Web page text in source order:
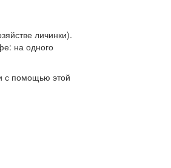
личинки).
на одного
с помощью этой